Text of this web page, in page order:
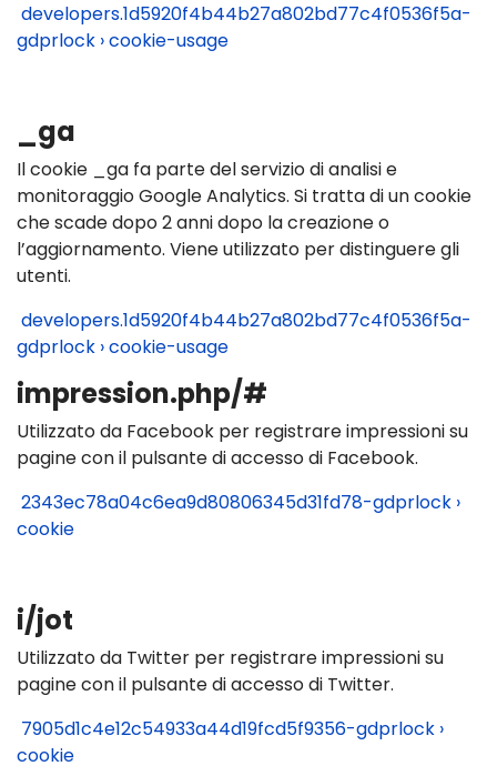
developers.1d5920f4b44b27a802bd77c4f0536f5a-
gdprlock › cookie-usage
_ga
Il cookie _ga fa parte del servizio di analisi e
monitoraggio Google Analytics. Si tratta di un cookie
che scade dopo 2 anni dopo la creazione o
l’aggiornamento. Viene utilizzato per distinguere gli
utenti.
developers.1d5920f4b44b27a802bd77c4f0536f5a-
gdprlock › cookie-usage
impression.php/#
Utilizzato da Facebook per registrare impressioni su
pagine con il pulsante di accesso di Facebook.
2343ec78a04c6ea9d80806345d31fd78-gdprlock ›
cookie
i/jot
Utilizzato da Twitter per registrare impressioni su
pagine con il pulsante di accesso di Twitter.
7905d1c4e12c54933a44d19fcd5f9356-gdprlock ›
cookie